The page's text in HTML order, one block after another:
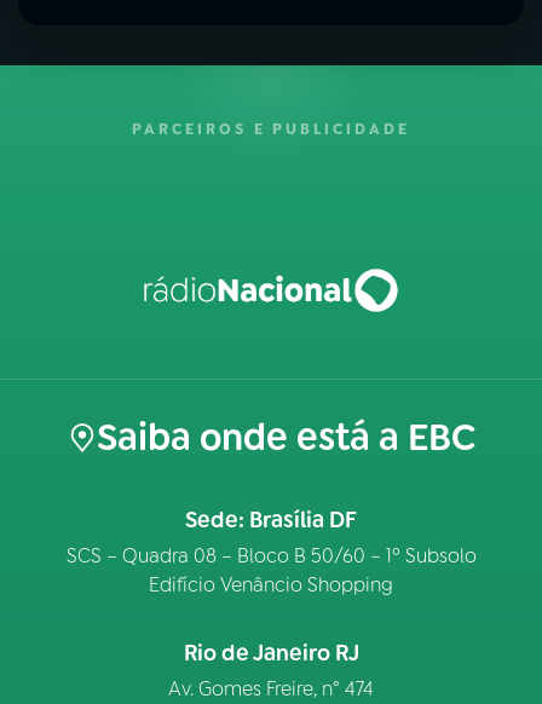
PARCEIROS E PUBLICIDADE
Saiba onde está a EBC
Sede: Brasília DF
SCS – Quadra 08 – Bloco B 50/60 – 1º Subsolo
Edifício Venâncio Shopping
Rio de Janeiro RJ
Av. Gomes Freire, n° 474